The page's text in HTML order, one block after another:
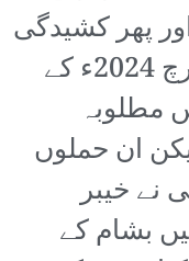
پھر کشیدگی
میں کمی آنا شامل تھا۔ مارچ 2024ء کے
مطلوبہ
ان حملوں
نے خیبر
بشام کے